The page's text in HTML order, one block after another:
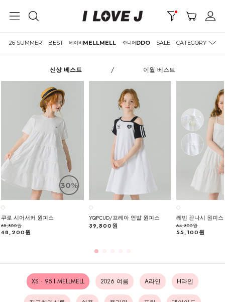
26 SUMMER BEST 베이비MELLMELL 주니어DDO SALE CATEGORY
신상 베스트 / 이월 베스트
30%
쿠로 시어서커 원피스
68,800원
48,200원
YQPCUD/프레아 언발 원피스
39,800원
레빈 끈나시 원피스
64,800원
55,100원
XS · 95 I MELLMELL 2026 여름 A라인 H라인